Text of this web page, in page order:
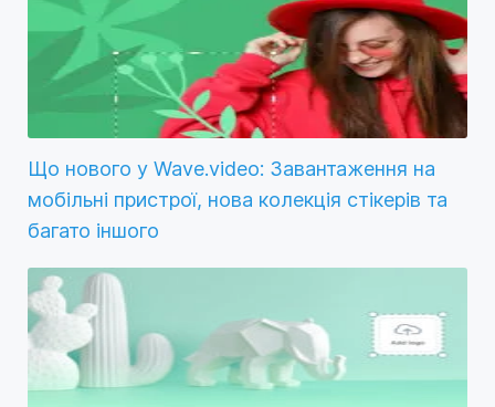
Що нового у Wave.video: Завантаження на
мобільні пристрої, нова колекція стікерів та
багато іншого